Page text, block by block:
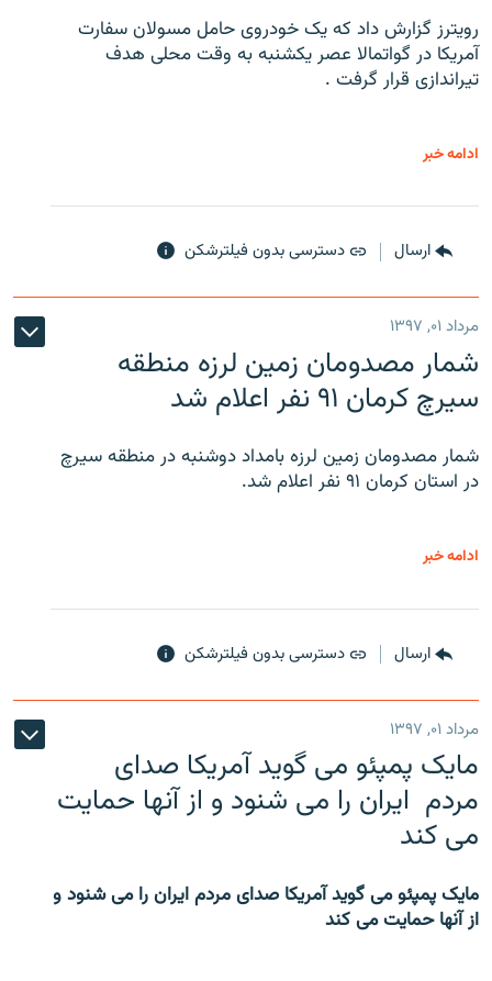
رویترز گزارش داد که یک خودروی حامل مسولان سفارت
آمریکا در گواتمالا عصر یکشنبه به وقت محلی هدف
تیراندازی قرار گرفت .
ادامه خبر
ارسال دسترسی بدون فیلترشکن
مرداد ۰۱, ۱۳۹۷
شمار مصدومان زمین لرزه منطقه
سیرچ کرمان ۹۱ نفر اعلام شد
شمار مصدومان زمین لرزه بامداد دوشنبه در منطقه سیرچ
در استان کرمان ۹۱ نفر اعلام شد.
ادامه خبر
ارسال دسترسی بدون فیلترشکن
مرداد ۰۱, ۱۳۹۷
مایک پمپئو می گوید آمریکا صدای
مردم ایران را می شنود و از آنها حمایت
می کند
مایک پمپئو می گوید آمریکا صدای مردم ایران را می شنود و
از آنها حمایت می کند